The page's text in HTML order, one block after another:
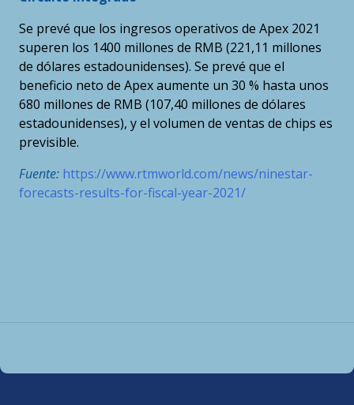
Se prevé que los ingresos operativos de Apex 2021
superen los 1400 millones de RMB (221,11 millones
de dólares estadounidenses). Se prevé que el
beneficio neto de Apex aumente un 30 % hasta unos
680 millones de RMB (107,40 millones de dólares
estadounidenses), y el volumen de ventas de chips es
previsible.
Fuente: https://www.rtmworld.com/news/ninestar-
forecasts-results-for-fiscal-year-2021/